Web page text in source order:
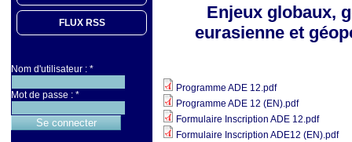
FLUX RSS
Nom d'utilisateur : *
Mot de passe : *
Enjeux globaux,
eurasienneet
Programme ADE 12.pdf
Programme ADE 12 (EN).pdf
Formulaire Inscription ADE 12.pdf
Formulaire Inscription ADE12 (EN).pdf